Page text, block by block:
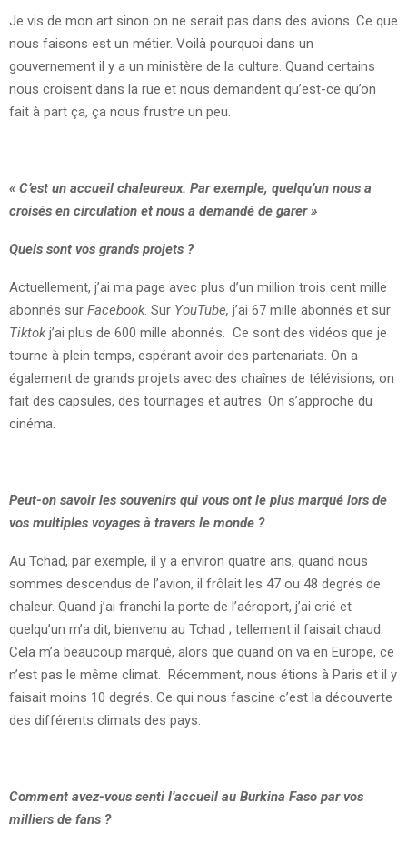
Je vis de mon art sinon on ne serait pas dans des avions. Ce que
nous faisons est un métier. Voilà pourquoi dans un
gouvernement il y a un ministère de la culture. Quand certains
nous croisent dans la rue et nous demandent qu’est-ce qu’on
fait à part ça, ça nous frustre un peu.
« C’est un accueil chaleureux. Par exemple, quelqu’un nous a
croisés en circulation et nous a demandé de garer »
Quels sont vos grands projets ?
Actuellement, j’ai ma page avec plus d’un million trois cent mille
abonnés sur Facebook. Sur YouTube, j’ai 67 mille abonnés et sur
Tiktokj’ai plus de 600 mille abonnés. Ce sont des vidéos que je
tourne à plein temps, espérant avoir des partenariats. On a
également de grands projets avec des chaînes de télévisions, on
fait des capsules, des tournages et autres. On s’approche du
cinéma.
Peut-on savoir les souvenirs qui vous ont le plus marqué lors de
vos multiples voyages à travers le monde ?
Au Tchad, par exemple, il y a environ quatre ans, quand nous
sommes descendus de l’avion, il frôlait les 47 ou 48 degrés de
chaleur. Quand j’ai franchi la porte de l’aéroport, j’ai crié et
quelqu’un m’a dit, bienvenu au Tchad ; tellement il faisait chaud.
Cela m’a beaucoup marqué, alors que quand on va en Europe, ce
n’est pas le même climat. Récemment, nous étions à Paris et il y
faisait moins 10 degrés. Ce qui nous fascine c’est la découverte
des différents climats des pays.
Comment avez-vous senti l’accueil au Burkina Faso par vos
milliers de fans ?